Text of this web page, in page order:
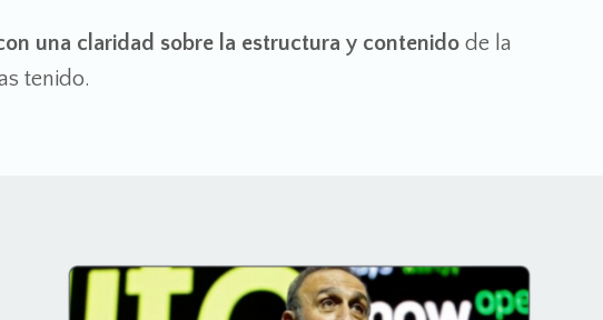
una claridad sobre la estructura y contenido de la
tenido.